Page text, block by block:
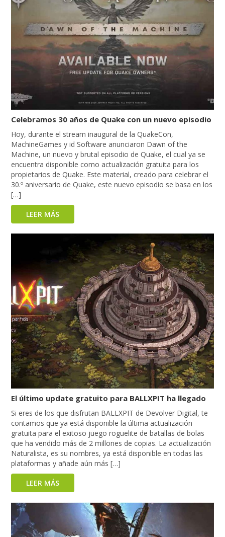
Celebramos 30 años de Quake con un nuevo episodio
Hoy, durante el stream inaugural de la QuakeCon,
MachineGames y id Software anunciaron Dawn of the
Machine, un nuevo y brutal episodio de Quake, el cual ya se
encuentra disponible como actualización gratuita para los
propietarios de Quake. Este material, creado para celebrar el
30.º aniversario de Quake, este nuevo episodio se basa en los
[…]
LEER MÁS
El último update gratuito para BALLXPIT ha llegado
Si eres de los que disfrutan BALLXPIT de Devolver Digital, te
contamos que ya está disponible la última actualización
gratuita para el exitoso juego roguelite de batallas de bolas
que ha vendido más de 2 millones de copias. La actualización
Naturalista, es su nombres, ya está disponible en todas las
plataformas y añade aún más […]
LEER MÁS